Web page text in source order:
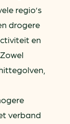
regio’s
drogere
en
verband